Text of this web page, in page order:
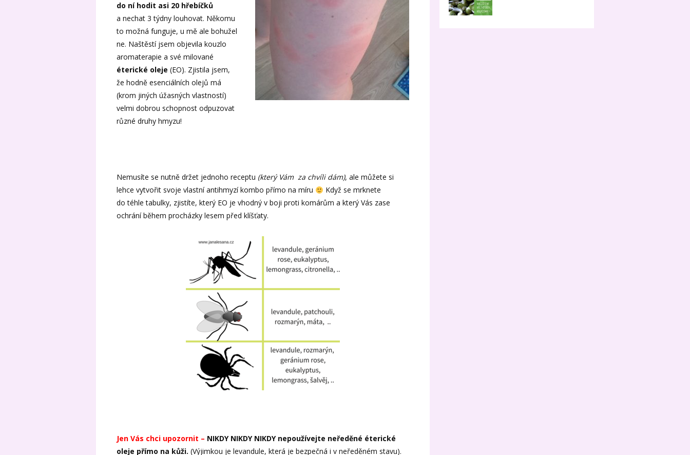
do ní hodit asi 20 hřebíčků
a nechat 3 týdny louhovat. Někomu
to možná funguje, u mě ale bohužel
ne. Naštěstí jsem objevila kouzlo
aromaterapie a své milované
éterické oleje (EO). Zjistila jsem,
že hodně esenciálních olejů má
(krom jiných úžasných vlastností)
velmi dobrou schopnost odpuzovat
různé druhy hmyzu!
Nemusíte se nutně držet jednoho receptu (který Vám za chvíli dám), ale můžete si
lehce vytvořit svoje vlastní antihmyzí kombo přímo na míru
Když se mrknete
do téhle tabulky, zjistíte, který EO je vhodný v boji proti komárům a který Vás zase
ochrání během procházky lesem před klíšťaty.
Jen Vás chci upozornit – NIKDY NIKDY NIKDY nepoužívejte neředěné éterické
oleje přímo na kůži. (Výjimkou je levandule, která je bezpečná i v neředěném stavu).